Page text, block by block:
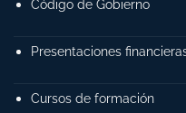
Código de Gobierno
Presentaciones
Cursos de formación